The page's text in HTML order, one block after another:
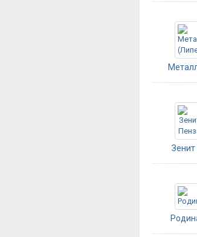
Зенит